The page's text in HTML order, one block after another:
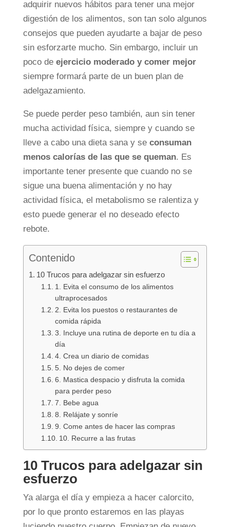
adquirir nuevos hábitos para tener una mejor
digestión de los alimentos, son tan solo algunos
consejos que pueden ayudarte a bajar de peso
sin esforzarte mucho. Sin embargo, incluir un
poco de ejercicio moderado y comer mejor
siempre formará parte de un buen plan de
adelgazamiento.
Se puede perder peso también, aun sin tener
mucha actividad física, siempre y cuando se
lleve a cabo una dieta sana y se consuman
menos calorías de las que se queman. Es
importante tener presente que cuando no se
sigue una buena alimentación y no hay
actividad física, el metabolismo se ralentiza y
esto puede generar el no deseado efecto
rebote.
Contenido
10 Trucos para adelgazar sin esfuerzo
1. Evita el consumo de los alimentos
ultraprocesados
2. Evita los puestos o restaurantes de
comida rápida
3. Incluye una rutina de deporte en tu día a
día
4. Crea un diario de comidas
5. No dejes de comer
6. Mastica despacio y disfruta la comida
para perder peso
7. Bebe agua
8. Relájate y sonríe
9. Come antes de hacer las compras
10. Recurre a las frutas
10 Trucos para adelgazar sin
esfuerzo
Ya alarga el día y empieza a hacer calorcito,
por lo que pronto estaremos en las playas